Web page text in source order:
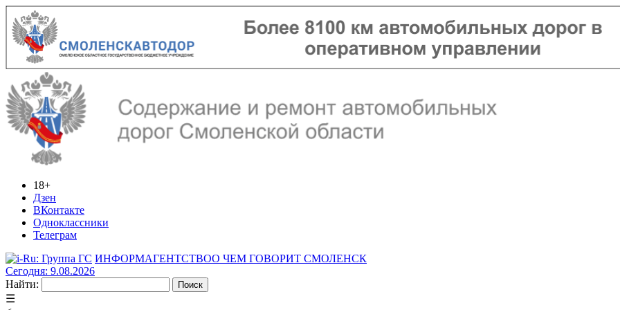
18+
Дзен
ВКонтакте
Одноклассники
Телеграм
ИНФОРМАГЕНТСТВОО ЧЕМ ГОВОРИТ СМОЛЕНСК
Сегодня: 9.08.2026
Найти:
☰